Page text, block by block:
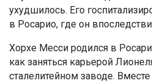
ухудшилось. Его
в Росарио, где он
Хорхе Месси родился в
как заняться карьерой
сталелитейном заводе.